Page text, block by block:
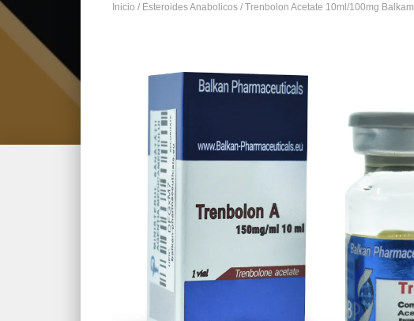
Inicio / Esteroides Anabolicos / Trenbolon Acetate 10ml/100mg Balkam